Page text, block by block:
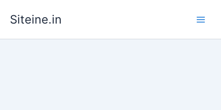
Siteine.in